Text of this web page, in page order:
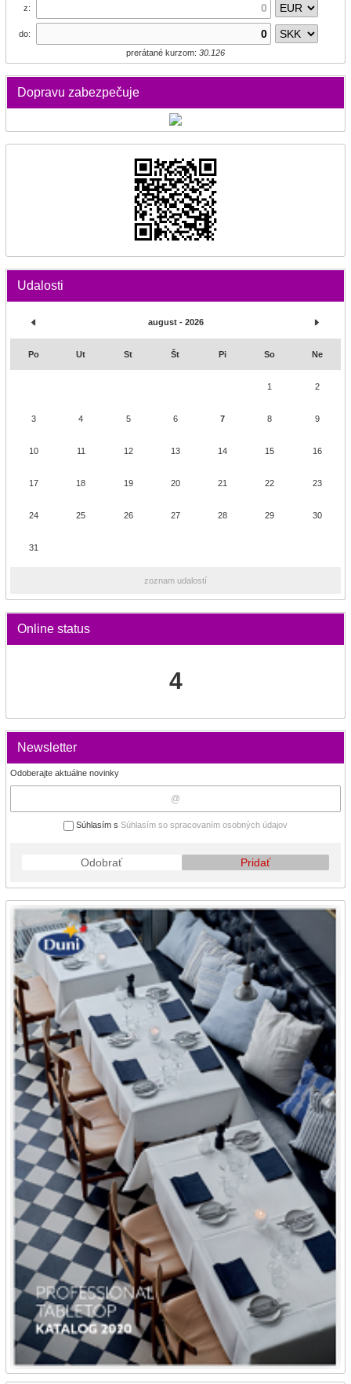
z:
do:
prerátané kurzom: 30.126
Dopravu zabezpečuje
Udalosti
august - 2026
Po Ut St Št Pi So Ne
1 2
3 4 5 6 7 8 9
10 11 12 13 14 15 16
17 18 19 20 21 22 23
24 25 26 27 28 29 30
31
zoznam udalostí
Online status
4
Newsletter
Odoberajte aktuálne novinky
Súhlasím s Súhlasím so spracovaním osobných údajov
Odobrať Pridať